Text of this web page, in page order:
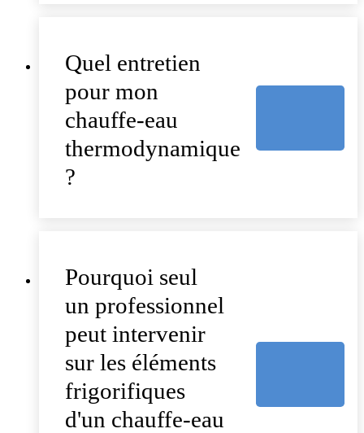
Quel entretien
pour mon
chauffe-eau
thermodynamique
?
Pourquoi seul
un professionnel
peut intervenir
sur les éléments
frigorifiques
d'un chauffe-eau